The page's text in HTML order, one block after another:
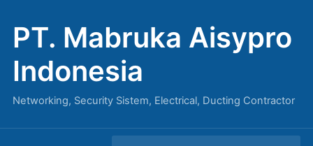
PT. Mabruka Aisypro
Indonesia
Networking, Security Sistem, Electrical, Ducting Contractor